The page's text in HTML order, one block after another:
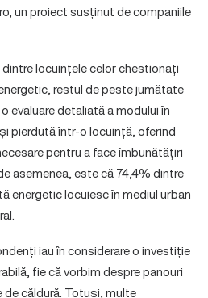
un proiect susținut de companiile
locuințele celor chestionați
restul de peste jumătate
evaluare detaliată a modului în
pierdută într-o locuință, oferind
pentru a face îmbunătățiri
asemenea, este că 74,4% dintre
energetic locuiesc în mediul urban
iau în considerare o investiție
fie că vorbim despre panouri
căldură. Totuși, multe